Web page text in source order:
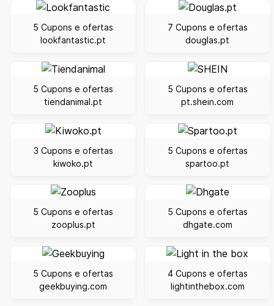
5 Cupons e ofertas
lookfantastic.pt
7 Cupons e ofertas
douglas.pt
5 Cupons e ofertas
tiendanimal.pt
5 Cupons e ofertas
pt.shein.com
3 Cupons e ofertas
kiwoko.pt
5 Cupons e ofertas
spartoo.pt
5 Cupons e ofertas
zooplus.pt
5 Cupons e ofertas
dhgate.com
5 Cupons e ofertas
geekbuying.com
4 Cupons e ofertas
lightinthebox.com